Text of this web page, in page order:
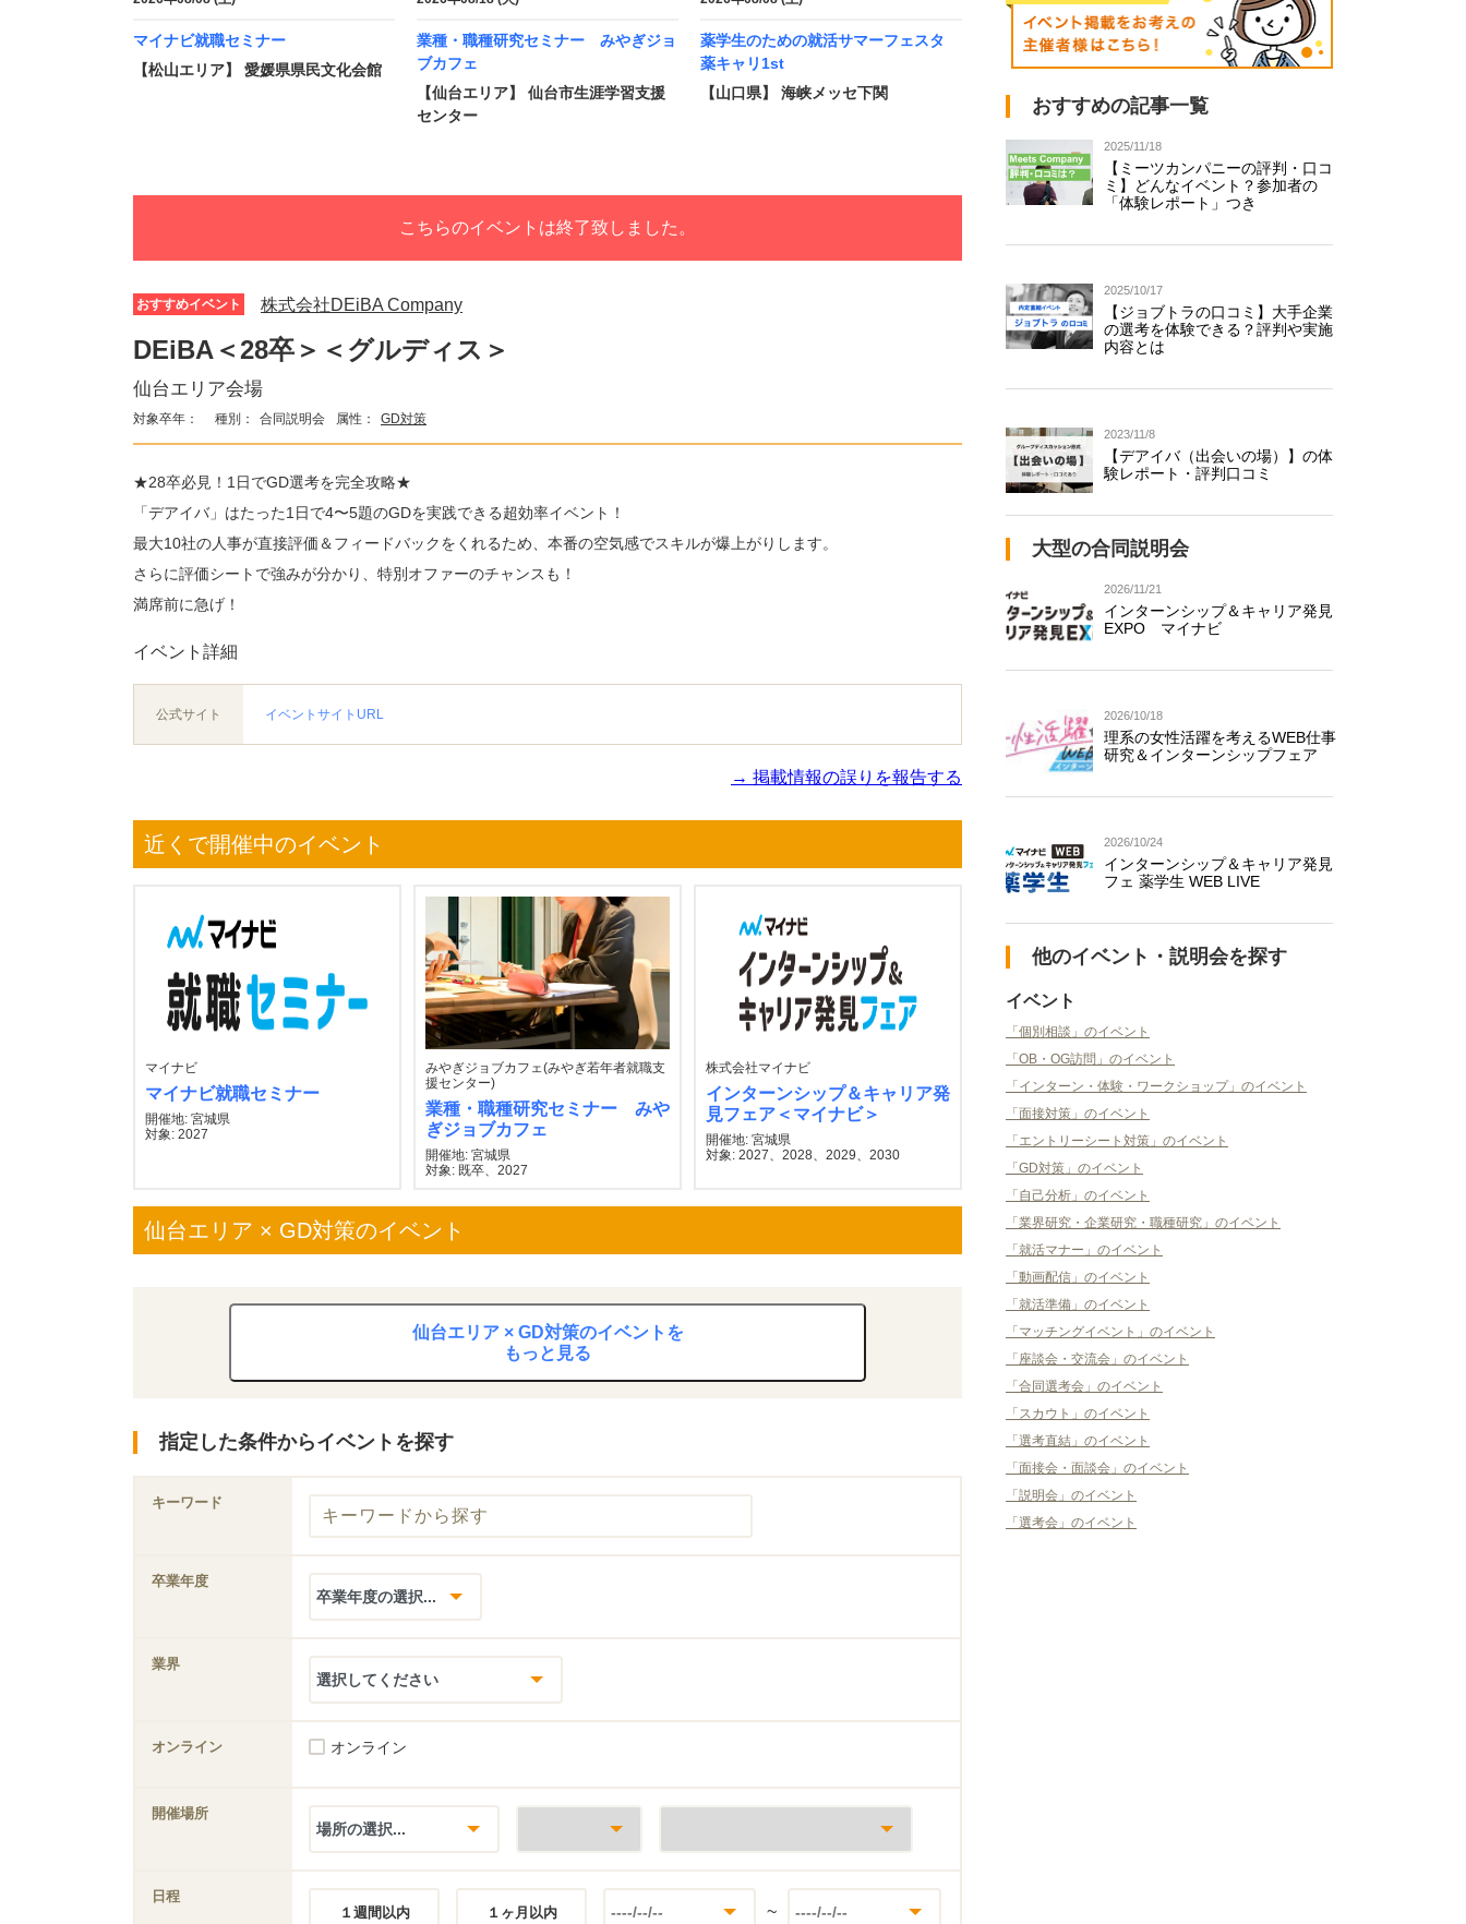
マイナビ就職セミナー
【松山エリア】 愛媛県県民文化会館
業種・職種研究セミナー みやぎジョ
ブカフェ
【仙台エリア】 仙台市生涯学習支援
センター
薬学生のための就活サマーフェスタ
薬キャリ1st
【山口県】 海峡メッセ下関
こちらのイベントは終了致しました。
おすすめイベント 株式会社DEiBA Company
DEiBA＜28卒＞＜グルディス＞
仙台エリア会場
対象卒年： 種別： 合同説明会 属性： GD対策
★28卒必見！1日でGD選考を完全攻略★
「デアイバ」はたった1日で4〜5題のGDを実践できる超効率イベント！
最大10社の人事が直接評価＆フィードバックをくれるため、本番の空気感でスキルが爆上がりします。
さらに評価シートで強みが分かり、特別オファーのチャンスも！
満席前に急げ！
イベント詳細
公式サイト イベントサイトURL
→ 掲載情報の誤りを報告する
近くで開催中のイベント
マイナビ
マイナビ就職セミナー
開催地: 宮城県
対象: 2027
みやぎジョブカフェ(みやぎ若年者就職支
援センター)
業種・職種研究セミナー みや
ぎジョブカフェ
開催地: 宮城県
対象: 既卒、2027
株式会社マイナビ
インターンシップ＆キャリア発
見フェア＜マイナビ＞
開催地: 宮城県
対象: 2027、2028、2029、2030
仙台エリア × GD対策のイベント
仙台エリア × GD対策のイベントを
もっと見る
指定した条件からイベントを探す
キーワード
卒業年度
業界
オンライン オンライン
開催場所
日程
１週間以内
１ヶ月以内 ~
おすすめの記事一覧
2025/11/18
【ミーツカンパニーの評判・口コ
ミ】どんなイベント？参加者の
「体験レポート」つき
2025/10/17
【ジョブトラの口コミ】大手企業
の選考を体験できる？評判や実施
内容とは
2023/11/8
【デアイバ（出会いの場）】の体
験レポート・評判口コミ
大型の合同説明会
2026/11/21
インターンシップ＆キャリア発見
EXPO マイナビ
2026/10/18
理系の女性活躍を考えるWEB仕事
研究＆インターンシップフェア
2026/10/24
インターンシップ＆キャリア発見
フェ 薬学生 WEB LIVE
他のイベント・説明会を探す
イベント
「個別相談」のイベント
「OB・OG訪問」のイベント
「インターン・体験・ワークショップ」のイベント
「面接対策」のイベント
「エントリーシート対策」のイベント
「GD対策」のイベント
「自己分析」のイベント
「業界研究・企業研究・職種研究」のイベント
「就活マナー」のイベント
「動画配信」のイベント
「就活準備」のイベント
「マッチングイベント」のイベント
「座談会・交流会」のイベント
「合同選考会」のイベント
「スカウト」のイベント
「選考直結」のイベント
「面接会・面談会」のイベント
「説明会」のイベント
「選考会」のイベント